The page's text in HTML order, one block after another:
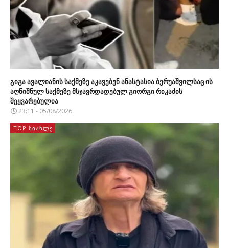
გიგა ავალიანის საქმეზე აკავებენ ანასტასია ბერუაშვილსაც ის
აღნიშნულ საქმეზე მსჯავრდადებულ გიორგი რიკაძის
შეყვარებულია
23:11 - 05/08/2026
TOP ᲡᲘᲐᲮᲚᲔ